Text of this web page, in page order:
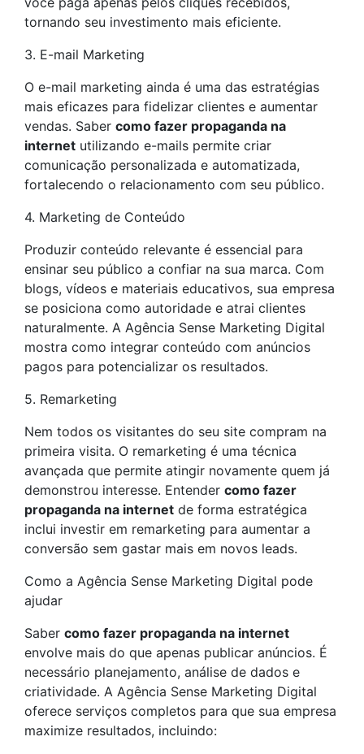
tornando seu investimento mais eficiente.
3. E-mail Marketing
O e-mail marketing ainda é uma das estratégias
mais eficazes para fidelizar clientes e aumentar
vendas. Saber como fazer propaganda na
internet utilizando e-mails permite criar
comunicação personalizada e automatizada,
fortalecendo o relacionamento com seu público.
4. Marketing de Conteúdo
Produzir conteúdo relevante é essencial para
ensinar seu público a confiar na sua marca. Com
blogs, vídeos e materiais educativos, sua empresa
se posiciona como autoridade e atrai clientes
naturalmente. A Agência Sense Marketing Digital
mostra como integrar conteúdo com anúncios
pagos para potencializar os resultados.
5. Remarketing
Nem todos os visitantes do seu site compram na
primeira visita. O remarketing é uma técnica
avançada que permite atingir novamente quem já
demonstrou interesse. Entender como fazer
propaganda na internet de forma estratégica
inclui investir em remarketing para aumentar a
conversão sem gastar mais em novos leads.
Como a Agência Sense Marketing Digital pode
ajudar
Saber como fazer propaganda na internet
envolve mais do que apenas publicar anúncios. É
necessário planejamento, análise de dados e
criatividade. A Agência Sense Marketing Digital
oferece serviços completos para que sua empresa
maximize resultados, incluindo: